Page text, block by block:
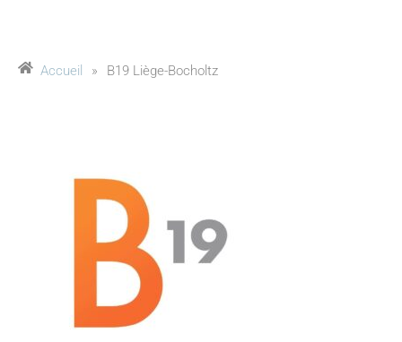
Accueil » B19 Liège-Bocholtz